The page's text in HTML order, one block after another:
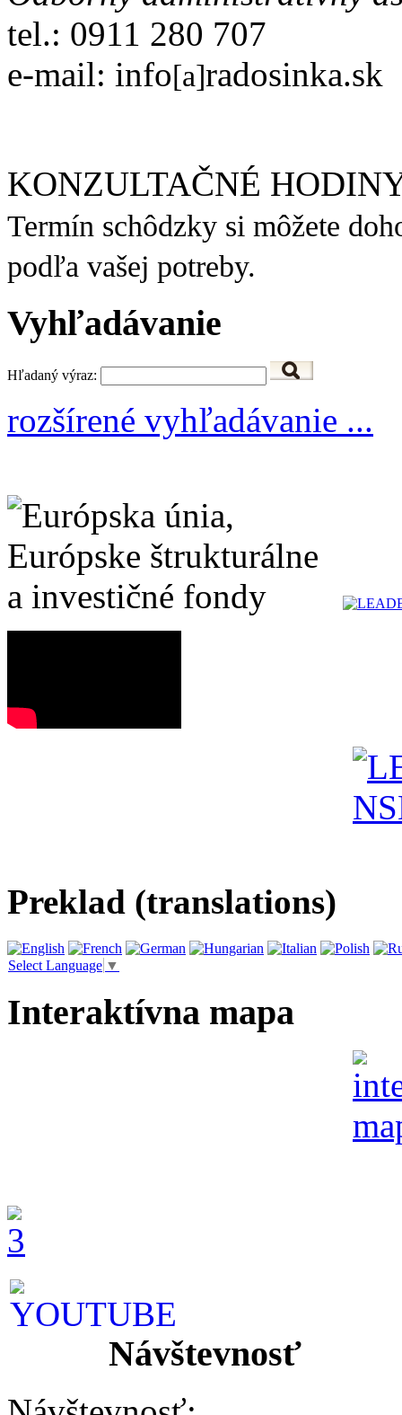
tel.: 0911 280 707
e-mail: info[a]radosinka.sk
KONZULTAČNÉ
Termín schôdzky si môžete
podľa vašej potreby.
Vyhľadávanie
Hľadaný výraz:
rozšírené vyhľadávanie ...
Preklad (translations)
Select Language ▼
Interaktívna mapa
Návštevnosť